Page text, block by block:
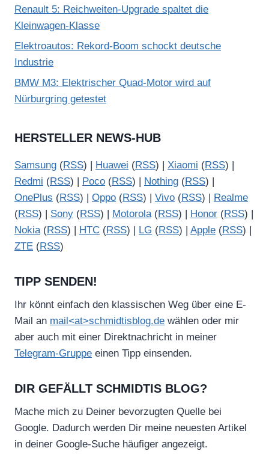
Renault 5: Reichweiten-Upgrade spaltet die
Kleinwagen-Klasse
Elektroautos: Rekord-Boom schockt deutsche
Industrie
BMW M3: Elektrischer Quad-Motor wird auf
Nürburgring getestet
HERSTELLER NEWS-HUB
Samsung (RSS) | Huawei (RSS) | Xiaomi (RSS) |
Redmi (RSS) | Poco (RSS) | Nothing (RSS) |
OnePlus (RSS) | Oppo (RSS) | Vivo (RSS) |
Realme
(RSS) | Sony (RSS) | Motorola(RSS) | Honor (RSS) |
Nokia(RSS) | HTC (RSS) | LG (RSS) | Apple (RSS) |
ZTE (RSS)
TIPP SENDEN!
Ihr könnt einfach den klassischen Weg über eine E-
Mail an mail<at>schmidtisblog.de wählen oder mir
aber auch mit einer Direktnachricht in meiner
Telegram-Gruppe einen Tipp einsenden.
DIR GEFÄLLT SCHMIDTIS BLOG?
Mache mich zu Deiner bevorzugten Quelle bei
Google. Dadurch werden Dir meine neuesten Artikel
in deiner Google-Suche häufiger angezeigt.